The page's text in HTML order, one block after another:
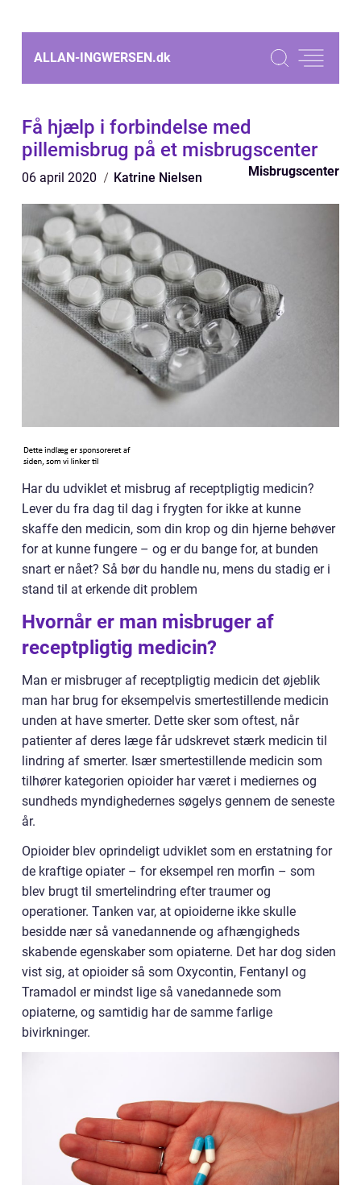
ALLAN-INGWERSEN.dk
Få hjælp i forbindelse med
pillemisbrug på et misbrugscenter
06 april 2020 Katrine Nielsen Misbrugscenter
Har du udviklet et misbrug af receptpligtig medicin?
Lever du fra dag til dag i frygten for ikke at kunne
skaffe den medicin, som din krop og din hjerne behøver
for at kunne fungere – og er du bange for, at bunden
snart er nået? Så bør du handle nu, mens du stadig er i
stand til at erkende dit problem
Hvornår er man misbruger af
receptpligtig medicin?
Man er misbruger af receptpligtig medicin det øjeblik
man har brug for eksempelvis smertestillende medicin
unden at have smerter. Dette sker som oftest, når
patienter af deres læge får udskrevet stærk medicin til
lindring af smerter. Især smertestillende medicin som
tilhører kategorien opioider har været i mediernes og
sundheds myndighedernes søgelys gennem de seneste
år.
Opioider blev oprindeligt udviklet som en erstatning for
de kraftige opiater – for eksempel ren morfin – som
blev brugt til smertelindring efter traumer og
operationer. Tanken var, at opioiderne ikke skulle
besidde nær så vanedannende og afhængigheds
skabende egenskaber som opiaterne. Det har dog siden
vist sig, at opioider så som Oxycontin, Fentanyl og
Tramadol er mindst lige så vanedannede som
opiaterne, og samtidig har de samme farlige
bivirkninger.